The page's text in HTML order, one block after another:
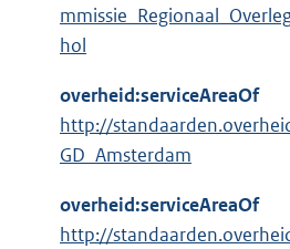
hol
overheid:serviceAreaOf
http://
GD_Amsterdam
overheid:serviceAreaOf
http://